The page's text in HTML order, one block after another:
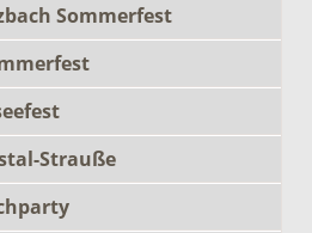
Sommerfest
Strauße